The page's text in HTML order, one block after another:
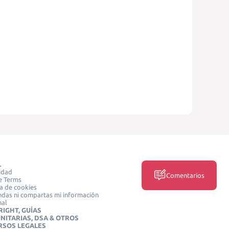
Terms
de cookies
ni compartas mi información
GUÍAS
DSA & OTROS
LEGALES
Comentarios